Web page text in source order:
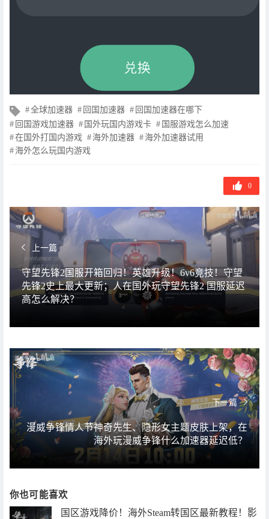
文
章
标
签
全球加速器 回国加速器
回国加速器在哪下
回国游戏加速器
国外玩国内游戏卡
国服游戏怎么加速
在国外打国内游戏
海外加速器
海外加速器试用
海外怎么玩国内游戏
0
上一篇
守望先锋2国服开箱回归！英雄升级！6v6竞技！守望
先锋2史上最大更新；人在国外玩守望先锋2 国服延迟
高怎么解决？
下一篇
漫威争锋情人节神奇先生、隐形女主题皮肤上架，在
海外玩漫威争锋什么加速器延迟低？
你也可能喜欢
国区游戏降价！海外Steam转国区最新教程！影